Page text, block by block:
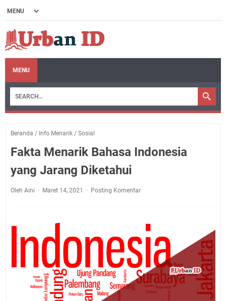
MENU
Beranda / Info Menarik / Sosial
Fakta Menarik Bahasa Indonesia
yang Jarang Diketahui
Oleh Aini Maret 14, 2021 Posting Komentar